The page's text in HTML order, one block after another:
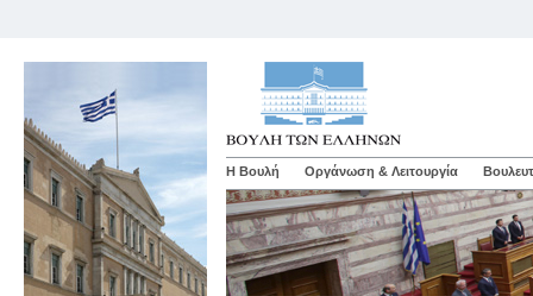
Η Βουλή Οργάνωση & Λειτουργία